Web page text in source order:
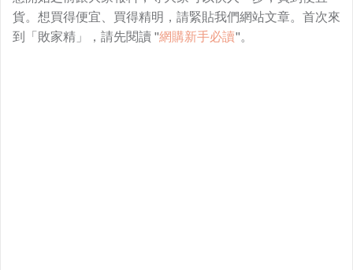
貨。想買得便宜、買得精明，請緊貼我們網站文章。首次來
到「敗家精」，請先閱讀 "網購新手必讀"。